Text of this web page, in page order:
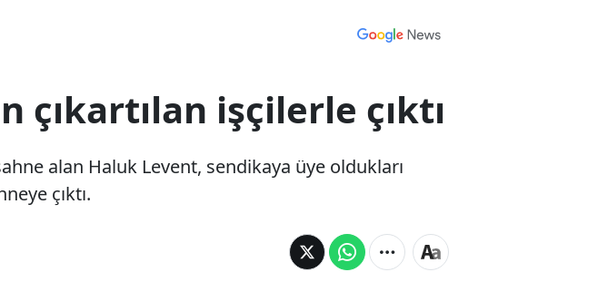
işçilerle çıktı
alan Haluk Levent, sendikaya üye oldukları
çıktı.